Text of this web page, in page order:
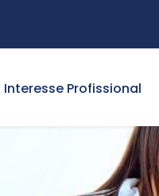
Interesse Profissional